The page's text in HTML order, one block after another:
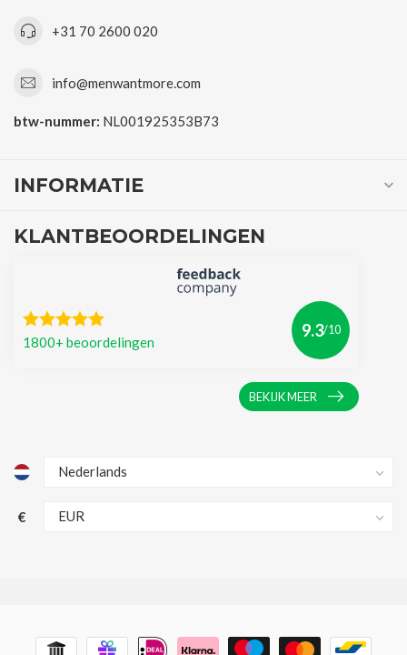
+31 70 2600 020
info@menwantmore.com
btw-nummer: NL001925353B73
INFORMATIE
KLANTBEOORDELINGEN
1800+ beoordelingen
9.3/10
BEKIJK MEER
€